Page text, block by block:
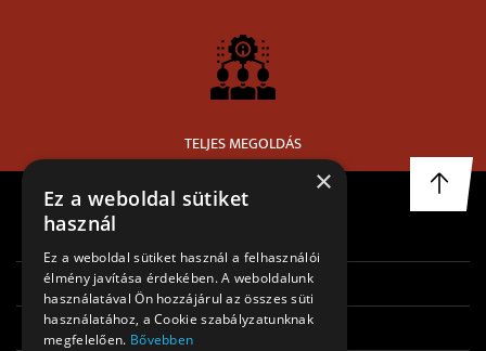
TELJES MEGOLDÁS
RÓLUNK
REFERENCIÁK
×
Ez a weboldal sütiket
használ
Ez a weboldal sütiket használ a felhasználói
élmény javítása érdekében. A weboldalunk
használatával Ön hozzájárul az összes süti
használatához, a Cookie szabályzatunknak
megfelelően. Bővebben